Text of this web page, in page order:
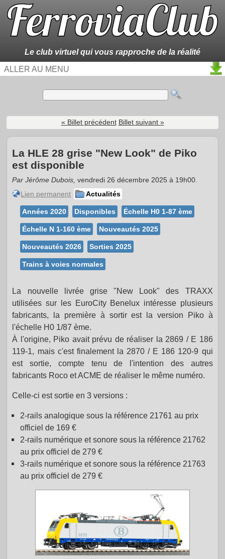
Le club virtuel qui vous rapproche de la réalité
ALLER AU MENU
« Billet précédent Billet suivant »
La HLE 28 grise "New Look" de Piko
est disponible
Par Jérôme Dubois,vendredi 26 décembre 2025 à 19h00.
Lien permanent
Actualités
Années 2020 Disponibles Échelle H0 1-87 ème
Échelle N 1-160 ème Nouveautés 2025
Nouveautés 2026 Sorties 2025
Trains à voies normales
La nouvelle livrée grise "New Look" des TRAXX
utilisées sur les EuroCity Benelux intéresse plusieurs
fabricants, la première à sortir est la version Piko à
l'échelle H0 1/87 ème.
À l'origine, Piko avait prévu de réaliser la 2869 / E 186
119-1, mais c'est finalement la 2870 / E 186 120-9 qui
est sortie, compte tenu de l'intention des autres
fabricants Roco et ACME de réaliser le même numéro.
Celle-ci est sortie en 3 versions :
2-rails analogique sous la référence 21761 au prix
officiel de 169 €
2-rails numérique et sonore sous la référence 21762
au prix officiel de 279 €
3-rails numérique et sonore sous la référence 21763
au prix officiel de 279 €